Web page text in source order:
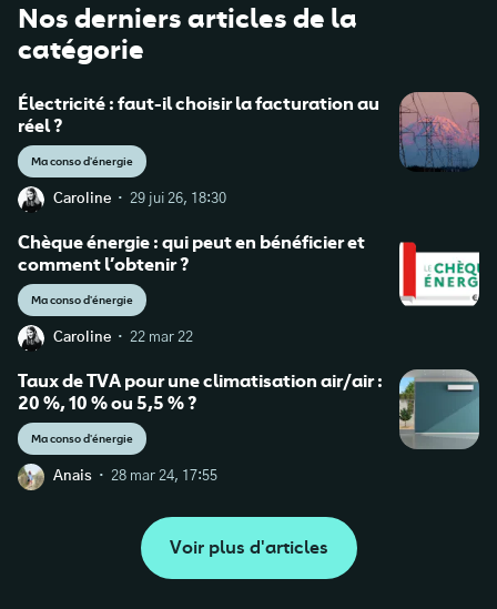
Nos derniers articles de la
catégorie
Électricité : faut-il choisir la facturation au
réel ?
Ma conso d'énergie
Caroline · 29 jui 26, 18:30
Chèque énergie : qui peut en bénéficier et
comment l’obtenir ?
Ma conso d'énergie
Caroline · 22 mar 22
Taux de TVA pour une climatisation air/air :
20 %, 10 % ou 5,5 % ?
Ma conso d'énergie
Anais · 28 mar 24, 17:55
Voir plus d'articles